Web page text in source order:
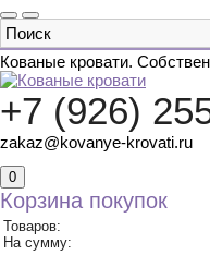
Кованые кровати.
+7 (926)
zakaz@kovanye-krovati.ru
0
Корзина покупок
Товаров:
На сумму: